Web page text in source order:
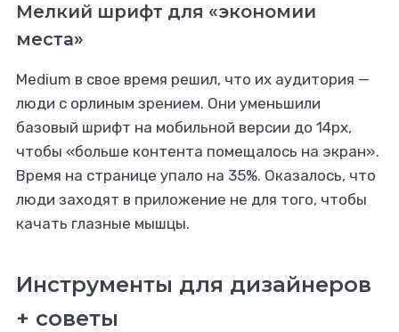
Мелкий шрифт для «экономии
места»
Medium в свое время решил, что их аудитория —
люди с орлиным зрением. Они уменьшили
базовый шрифт на мобильной версии до 14px,
чтобы «больше контента помещалось на экран».
Время на странице упало на 35%. Оказалось, что
люди заходят в приложение не для того, чтобы
качать глазные мышцы.
Инструменты для дизайнеров
+ советы